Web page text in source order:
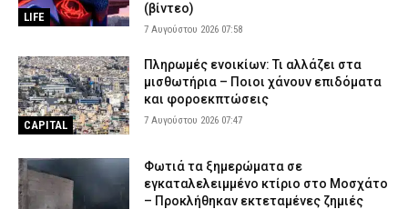
LIFE
(βίντεο)
7 Αυγούστου 2026 07:58
CAPITAL
Πληρωμές ενοικίων: Τι αλλάζει στα
μισθωτήρια – Ποιοι χάνουν επιδόματα
και φοροεκπτώσεις
7 Αυγούστου 2026 07:47
Φωτιά τα ξημερώματα σε
εγκαταλελειμμένο κτίριο στο Μοσχάτο
– Προκλήθηκαν εκτεταμένες ζημιές